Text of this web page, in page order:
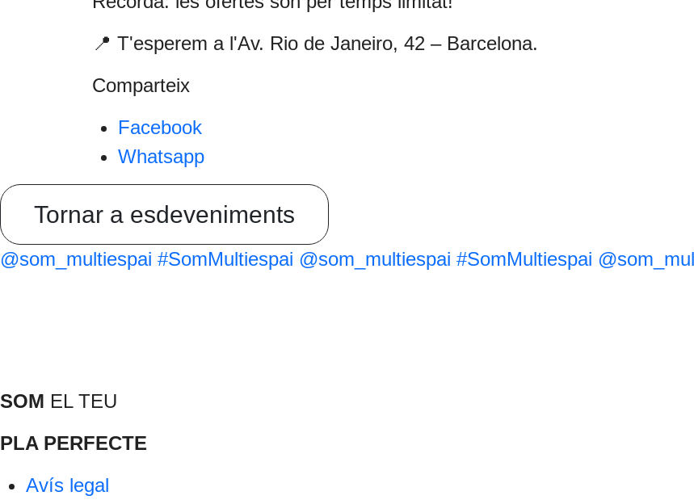
📍 T'esperem a l'Av. Rio de Janeiro, 42 – Barcelona.
Comparteix
Facebook
Whatsapp
Tornar a esdeveniments
@som_multiespai #SomMultiespai @som_multiespai #SomMultiespai
SOM EL TEU
PLA PERFECTE
Avís legal